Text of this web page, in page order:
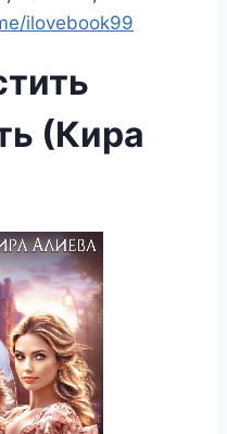
ilovebook99
(Кира